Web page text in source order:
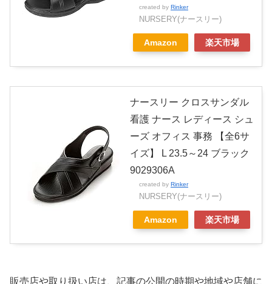
created by Rinker
NURSERY(ナースリー)
Amazon 楽天市場
ナースリー クロスサンダル
看護 ナース レディース シュ
ーズ オフィス 事務 【全6サ
イズ】 L 23.5～24 ブラック
9029306A
created by Rinker
NURSERY(ナースリー)
Amazon 楽天市場
販売店や取り扱い店は、記事の公開の時期や地域や店舗に